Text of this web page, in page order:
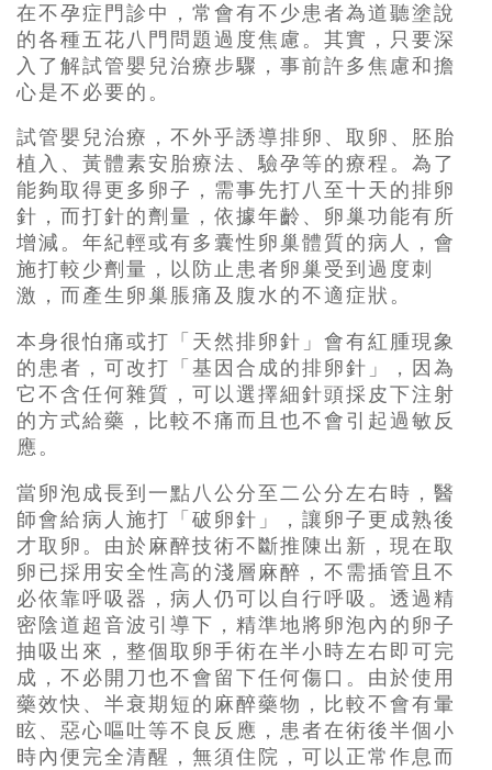
在不孕症門診中，常會有不少患者為道聽塗說
的各種五花八門問題過度焦慮。其實，只要深
入了解試管嬰兒治療步驟，事前許多焦慮和擔
心是不必要的。
試管嬰兒治療，不外乎誘導排卵、取卵、胚胎
植入、黃體素安胎療法、驗孕等的療程。為了
能夠取得更多卵子，需事先打八至十天的排卵
針，而打針的劑量，依據年齡、卵巢功能有所
增減。年紀輕或有多囊性卵巢體質的病人，會
施打較少劑量，以防止患者卵巢受到過度刺
激，而產生卵巢脹痛及腹水的不適症狀。
本身很怕痛或打「天然排卵針」會有紅腫現象
的患者，可改打「基因合成的排卵針」，因為
它不含任何雜質，可以選擇細針頭採皮下注射
的方式給藥，比較不痛而且也不會引起過敏反
應。
當卵泡成長到一點八公分至二公分左右時，醫
師會給病人施打「破卵針」，讓卵子更成熟後
才取卵。由於麻醉技術不斷推陳出新，現在取
卵已採用安全性高的淺層麻醉，不需插管且不
必依靠呼吸器，病人仍可以自行呼吸。透過精
密陰道超音波引導下，精準地將卵泡內的卵子
抽吸出來，整個取卵手術在半小時左右即可完
成，不必開刀也不會留下任何傷口。由於使用
藥效快、半衰期短的麻醉藥物，比較不會有暈
眩、惡心嘔吐等不良反應，患者在術後半個小
時內便完全清醒，無須住院，可以正常作息而